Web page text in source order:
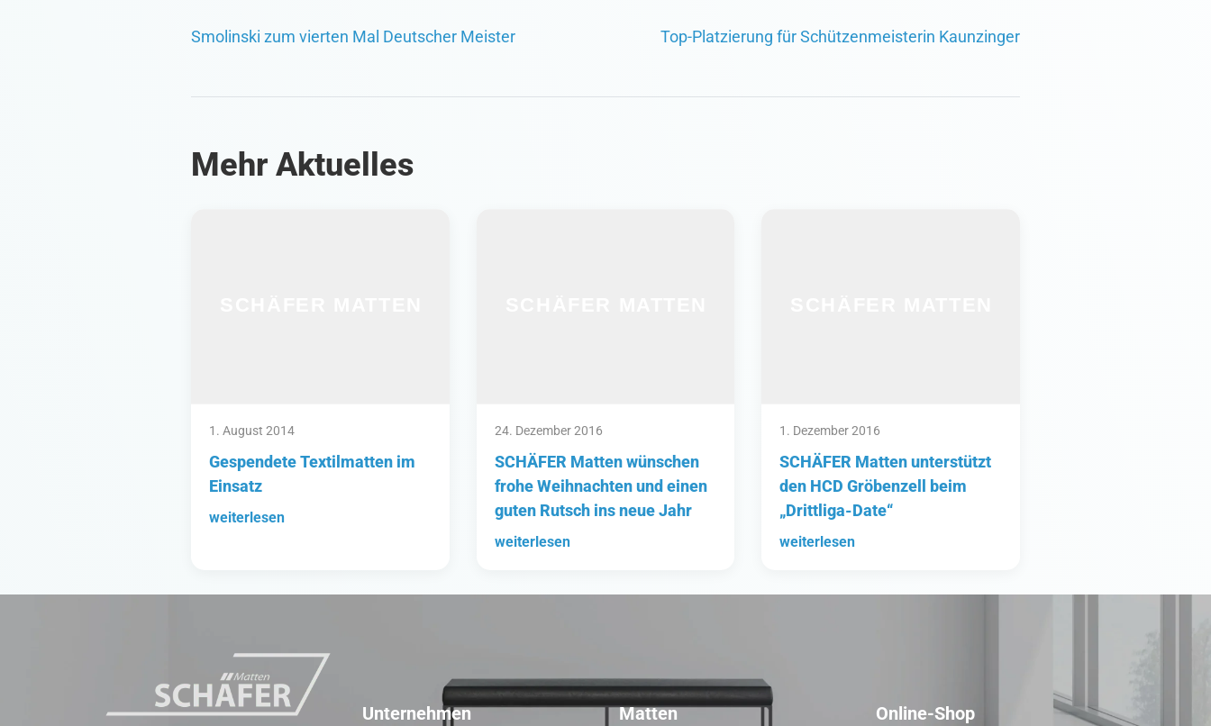
Smolinski zum vierten Mal Deutscher Meister Top-Platzierung für Schützenmeisterin Kaunzinger
Mehr Aktuelles
1. August 2014
Gespendete Textilmatten im
Einsatz
weiterlesen
24. Dezember 2016
SCHÄFER Matten wünschen
frohe Weihnachten und einen
guten Rutsch ins neue Jahr
weiterlesen
1. Dezember 2016
SCHÄFER Matten unterstützt
den HCD Gröbenzell beim
„Drittliga-Date“
weiterlesen
Unternehmen Matten Online-Shop